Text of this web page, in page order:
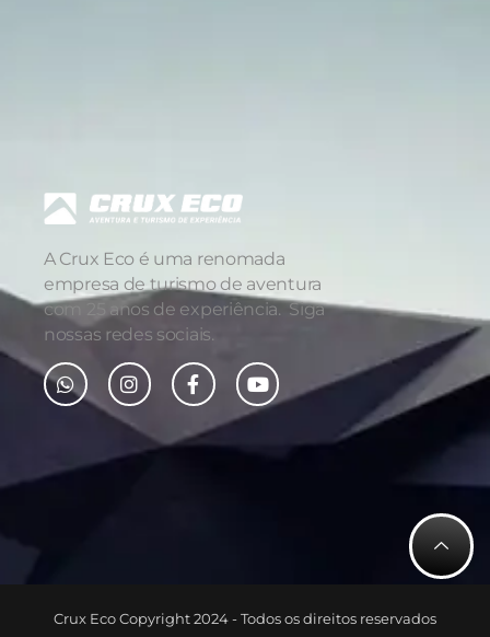
A Crux Eco é uma renomada
empresa de turismo de aventura
com 25 anos de experiência. Siga
nossas redes sociais.
Crux Eco Copyright 2024 - Todos os direitos reservados